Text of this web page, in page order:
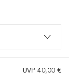
UVP 40,00 €